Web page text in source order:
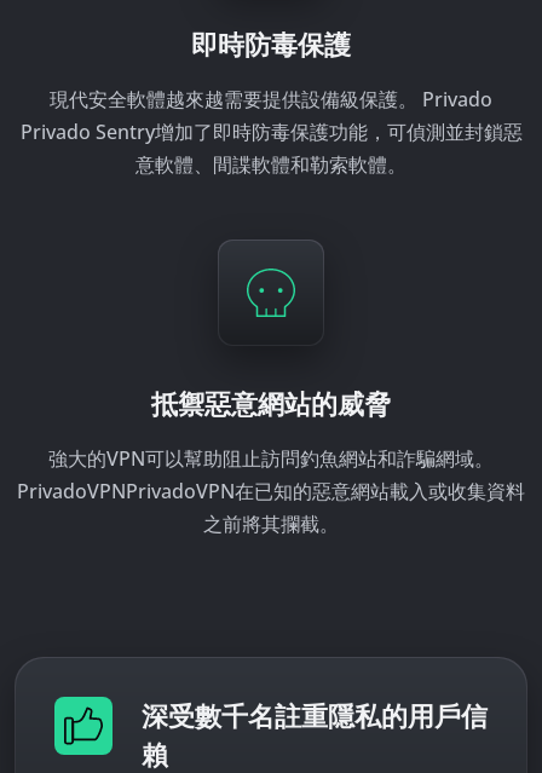
即時防毒保護
現代安全軟體越來越需要提供設備級保護。 Privado
Privado Sentry增加了即時防毒保護功能，可偵測並封鎖惡
意軟體、間諜軟體和勒索軟體。
抵禦惡意網站的威脅
強大的VPN可以幫助阻止訪問釣魚網站和詐騙網域。
PrivadoVPNPrivadoVPN在已知的惡意網站載入或收集資料
之前將其攔截。
深受數千名註重隱私的用戶信
賴